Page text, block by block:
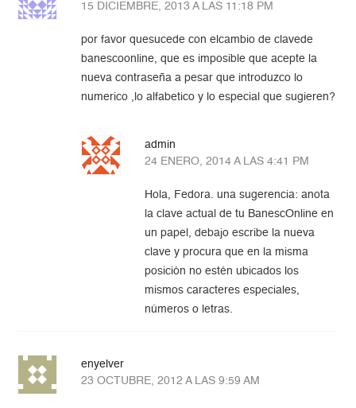
15 DICIEMBRE, 2013 A LAS 11:18 PM
por favor quesucede con elcambio de clavede
banescoonline, que es imposible que acepte la
nueva contraseña a pesar que introduzco lo
numerico ,lo alfabetico y lo especial que sugieren?
admin
24 ENERO, 2014 A LAS 4:41 PM
Hola, Fedora. una sugerencia: anota
la clave actual de tu BanescOnline en
un papel, debajo escribe la nueva
clave y procura que en la misma
posición no estén ubicados los
mismos caracteres especiales,
números o letras.
enyelver
23 OCTUBRE, 2012 A LAS 9:59 AM